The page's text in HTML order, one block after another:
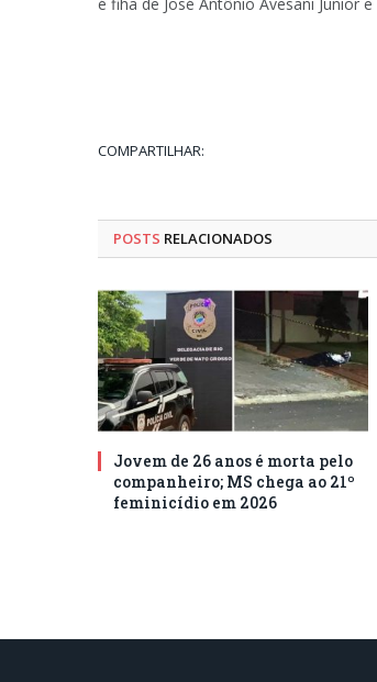
COMPARTILHAR:
POSTS RELACIONADOS
Jovem de 26 anos é morta pelo
companheiro; MS chega ao 21º
feminicídio em 2026